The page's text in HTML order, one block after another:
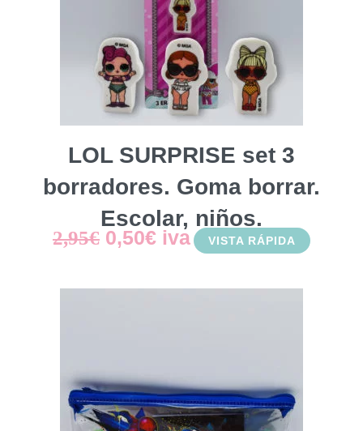
LOL SURPRISE set 3
borradores. Goma borrar.
Escolar, niños.
2,95€ El
2,95€.
0,50€Eliva VISTA RÁPIDA